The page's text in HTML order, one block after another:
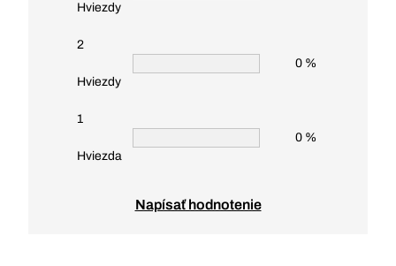
Hviezdy
2
Hviezdy
0 %
1
Hviezda
0 %
Napísať hodnotenie